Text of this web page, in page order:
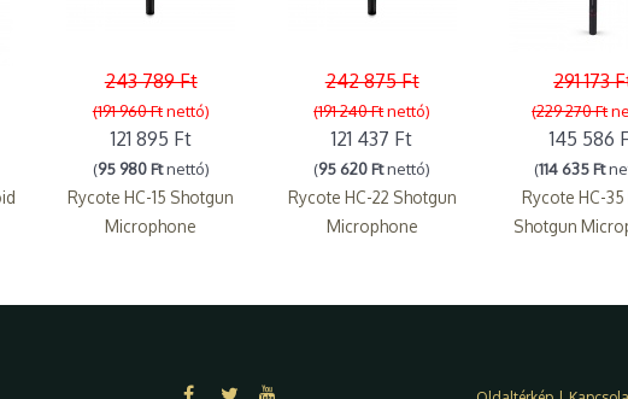
243 789 Ft
(191 960 Ftnettó)
121 895 Ft
(95 980 Ftnettó)
Rycote HC-15 Shotgun
Microphone
242 875 Ft
(191 240 Ftnettó)
121 437 Ft
(95 620 Ftnettó)
Rycote HC-22 Shotgun
Microphone
291 173
(229 270 Ft
145 586
(114 635 Ft
Rycote HC-
Shotgun